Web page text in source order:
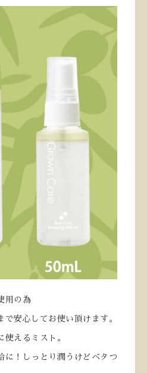
用の為
で安心してお使い頂けます。
使えるミスト。
に！しっとり潤うけどベタつ